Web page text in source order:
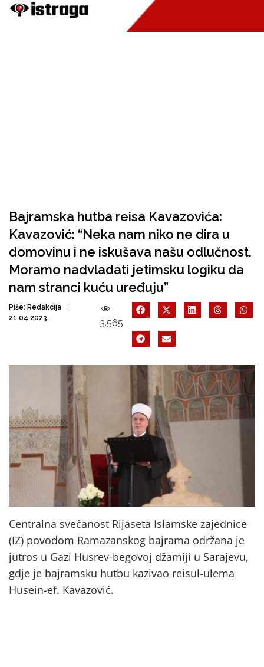
Bajramska hutba reisa Kavazovića:
Kavazović: “Neka nam niko ne dira u
domovinu i ne iskušava našu odlučnost.
Moramo nadvladati jetimsku logiku da
nam stranci kuću uređuju”
Piše: Redakcija
21.04.2023.
3.565
Centralna svečanost Rijaseta Islamske zajednice
(IZ) povodom Ramazanskog bajrama održana je
jutros u Gazi Husrev-begovoj džamiji u Sarajevu,
gdje je bajramsku hutbu kazivao reisul-ulema
Husein-ef. Kavazović.